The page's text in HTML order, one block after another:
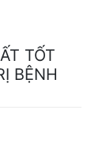
TỐT
BỆNH